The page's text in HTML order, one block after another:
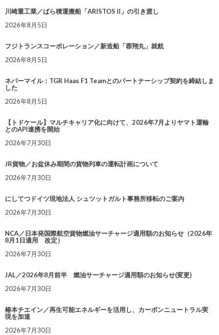
川崎重工業／ばら積運搬船「ARISTOS II」の引き渡し
2026年8月5日
フジトランスコーポレーション／新造船「蓉翔丸」就航
2026年8月5日
ネバーマイル：TGR Haas F1 Teamとのパートナーシップ契約を締結しま
した
2026年8月5日
【トドケール】マルチキャリア化に向けて、2026年7月よりヤマト運輸
とのAPI連携を開始
2026年7月30日
JR貨物／お盆休み期間の貨物列車の運転計画について
2026年7月30日
にしてつドイツ現地法人 シュツットガルト事務所移転のご案内
2026年7月30日
NCA／日本発国際航空貨物燃油サーチャージ適用額のお知らせ（2026年
8月1日適用 改定）
2026年7月30日
JAL／2026年8月前半 燃油サーチャージ適用額のお知らせ(変更)
2026年7月30日
椿本チエイン／再生可能エネルギーを活用し、カーボンニュートラル実
現を加速
2026年7月30日